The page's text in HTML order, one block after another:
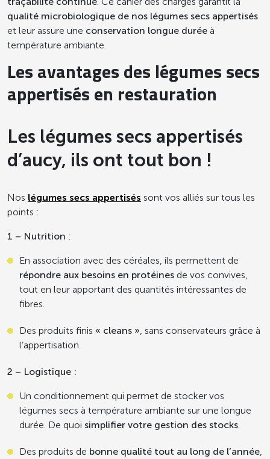
qualité microbiologique de nos légumes secs appertisés
et leur assure une conservation longue durée à
température ambiante.
Les avantages des légumes secs
appertisés en restauration
Les légumes secs appertisés
d’aucy, ils ont tout bon !
Nos légumes secs appertisés sont vos alliés sur tous les
points :
1 – Nutrition :
En association avec des céréales, ils permettent de
répondre aux besoins en protéines de vos convives,
tout en leur apportant des quantités intéressantes de
fibres.
Des produits finis « cleans » , sans conservateurs grâce à
l’appertisation.
2 – Logistique :
Un conditionnement qui permet de stocker vos
légumes secs à température ambiante sur une longue
durée. De quoi simplifier votre gestion des stocks
Des produits de bonne qualité tout au long de l’année